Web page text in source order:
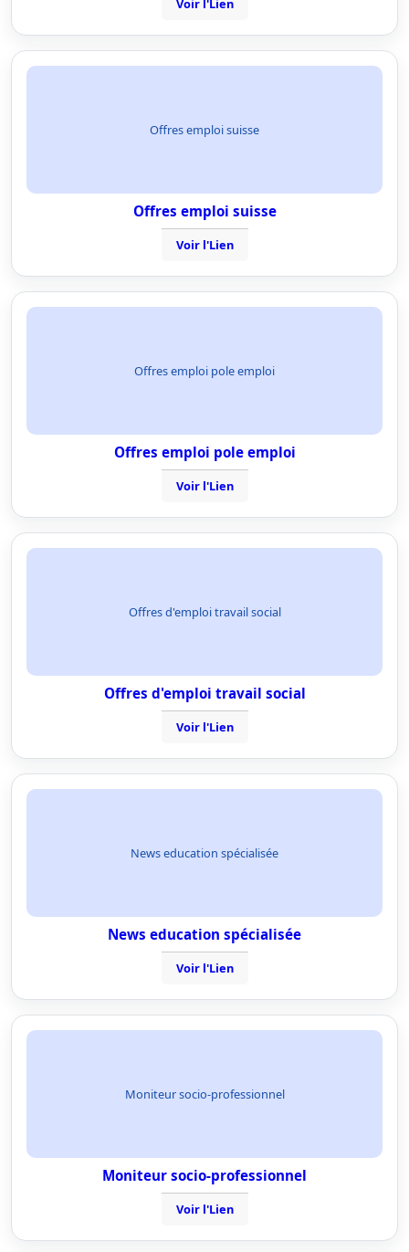
Voir l'Lien
Offres emploi suisse
Offres emploi suisse
Voir l'Lien
Offres emploi pole emploi
Offres emploi pole emploi
Voir l'Lien
Offres d'emploi travail social
Offres d'emploi travail social
Voir l'Lien
News education spécialisée
News education spécialisée
Voir l'Lien
Moniteur socio-professionnel
Moniteur socio-professionnel
Voir l'Lien